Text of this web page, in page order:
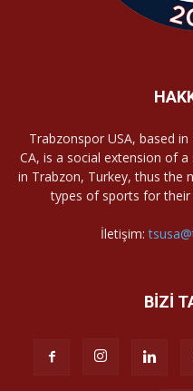
Trabzonspor USA, based
CA, is a social extension of
in Trabzon, Turkey, thus the
types of sports for
İletişim:
BİZİ